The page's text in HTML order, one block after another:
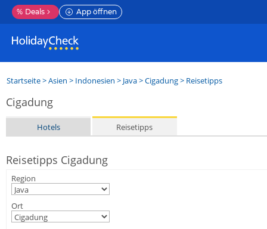
% Deals App öffnen
Startseite>Asien > Indonesien > Java>Cigadung> Reisetipps
Cigadung
Hotels Reisetipps
Reisetipps Cigadung
Region
Ort